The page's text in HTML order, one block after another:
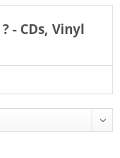
? - CDs, Vinyl